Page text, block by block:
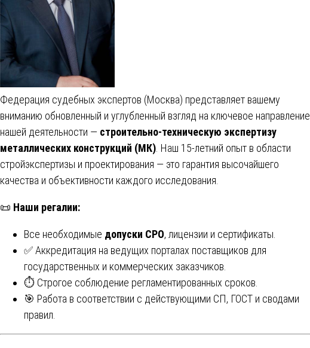
Федерация судебных экспертов (Москва) представляет вашему
вниманию обновленный и углубленный взгляд на ключевое направление
нашей деятельности — строительно-техническую экспертизу
металлических конструкций (МК) . Наш 15-летний опыт в области
стройэкспертизы и проектирования — это гарантия высочайшего
качества и объективности каждого исследования.
📜 Наши регалии:
Все необходимые допуски СРО, лицензии и сертификаты.
✅ Аккредитация на ведущих порталах поставщиков для
государственных и коммерческих заказчиков.
⏱ Строгое соблюдение регламентированных сроков.
🎯 Работа в соответствии с действующими СП, ГОСТ и сводами
правил.